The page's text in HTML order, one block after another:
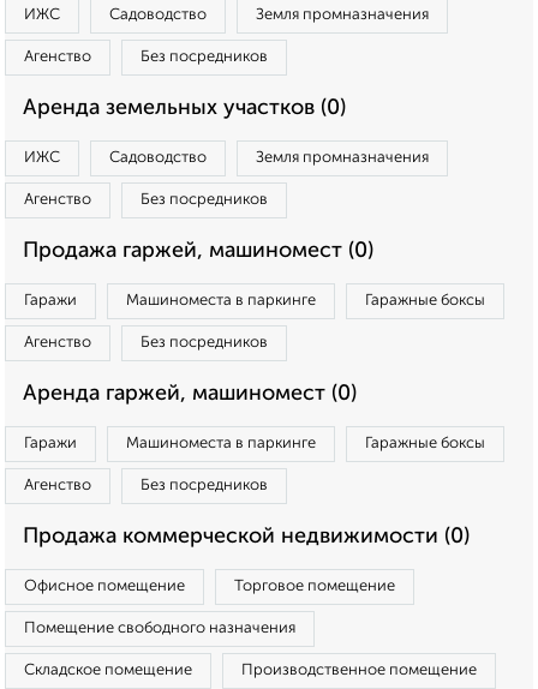
ИЖС Садоводство Земля промназначения
Агенство Без посредников
Аренда земельных участков (0)
ИЖС Садоводство Земля промназначения
Агенство Без посредников
Продажа гаржей, машиномест (0)
Гаражи Машиноместа в паркинге Гаражные боксы
Агенство Без посредников
Аренда гаржей, машиномест (0)
Гаражи Машиноместа в паркинге Гаражные боксы
Агенство Без посредников
Продажа коммерческой недвижимости (0)
Офисное помещение Торговое помещение
Помещение свободного назначения
Складское помещение Производственное помещение